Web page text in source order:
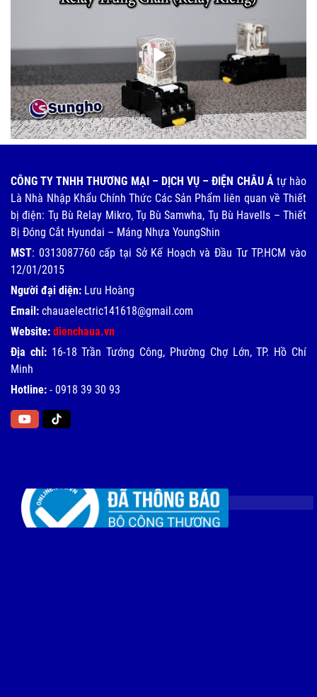
CÔNG TY TNHH THƯƠNG MẠI – DỊCH VỤ – ĐIỆN CHÂU Átự hào
Là Nhà Nhập Khẩu Chính Thức Các Sản Phẩm liên quan về Thiết
bị điện: Tụ Bù Relay Mikro, Tụ Bù Samwha, Tụ Bù Havells – Thiết
Bị Đóng Cắt Hyundai – Máng Nhựa YoungShin
MST: 0313087760 cấp tại Sở Kế Hoạch và Đầu Tư TP.HCM vào
12/01/2015
Người đại diện: Lưu Hoàng
Email: chauaelectric141618@gmail.com
Website: dienchaua.vn
Địa chỉ: 16-18 Trần Tướng Công, Phường Chợ Lớn, TP. Hồ Chí
Minh
Hotline: - 0918 39 30 93